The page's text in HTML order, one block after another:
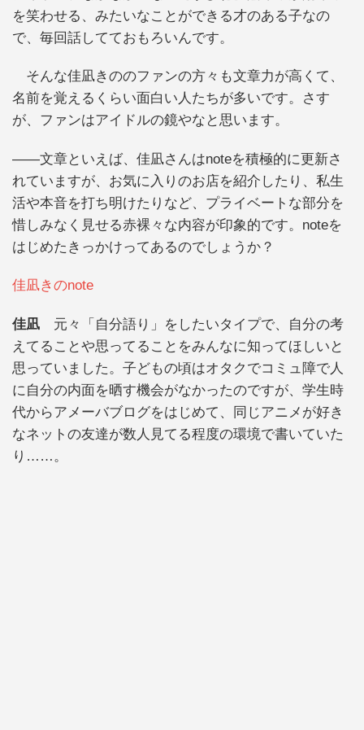
を笑わせる、みたいなことができる才のある子なの
で、毎回話してておもろいんです。
そんな佳凪きののファンの方々も文章力が高くて、
名前を覚えるくらい面白い人たちが多いです。さす
が、ファンはアイドルの鏡やなと思います。
——文章といえば、佳凪さんはnoteを積極的に更新さ
れていますが、お気に入りのお店を紹介したり、私生
活や本音を打ち明けたりなど、プライベートな部分を
惜しみなく見せる赤裸々な内容が印象的です。noteを
はじめたきっかけってあるのでしょうか？
佳凪きのnote
佳凪 元々「自分語り」をしたいタイプで、自分の考
えてることや思ってることをみんなに知ってほしいと
思っていました。子どもの頃はオタクでコミュ障で人
に自分の内面を晒す機会がなかったのですが、学生時
代からアメーバブログをはじめて、同じアニメが好き
なネットの友達が数人見てる程度の環境で書いていた
り……。